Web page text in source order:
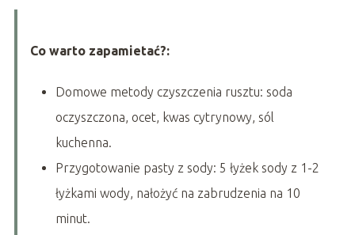
Co warto zapamietać?:
Domowe metody czyszczenia rusztu: soda
oczyszczona, ocet, kwas cytrynowy, sól
kuchenna.
Przygotowanie pasty z sody: 5 łyżek sody z 1-2
łyżkami wody, nałożyć na zabrudzenia na 10
minut.